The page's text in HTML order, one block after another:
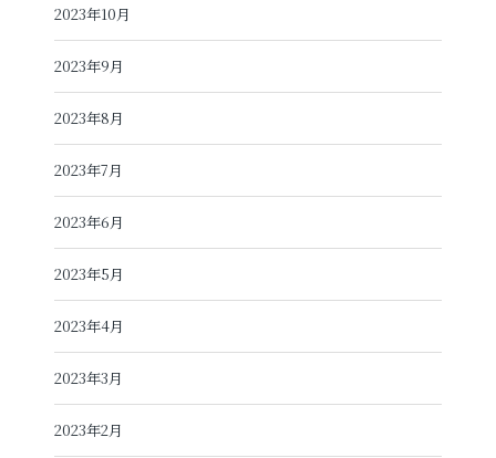
2023年10月
2023年9月
2023年8月
2023年7月
2023年6月
2023年5月
2023年4月
2023年3月
2023年2月